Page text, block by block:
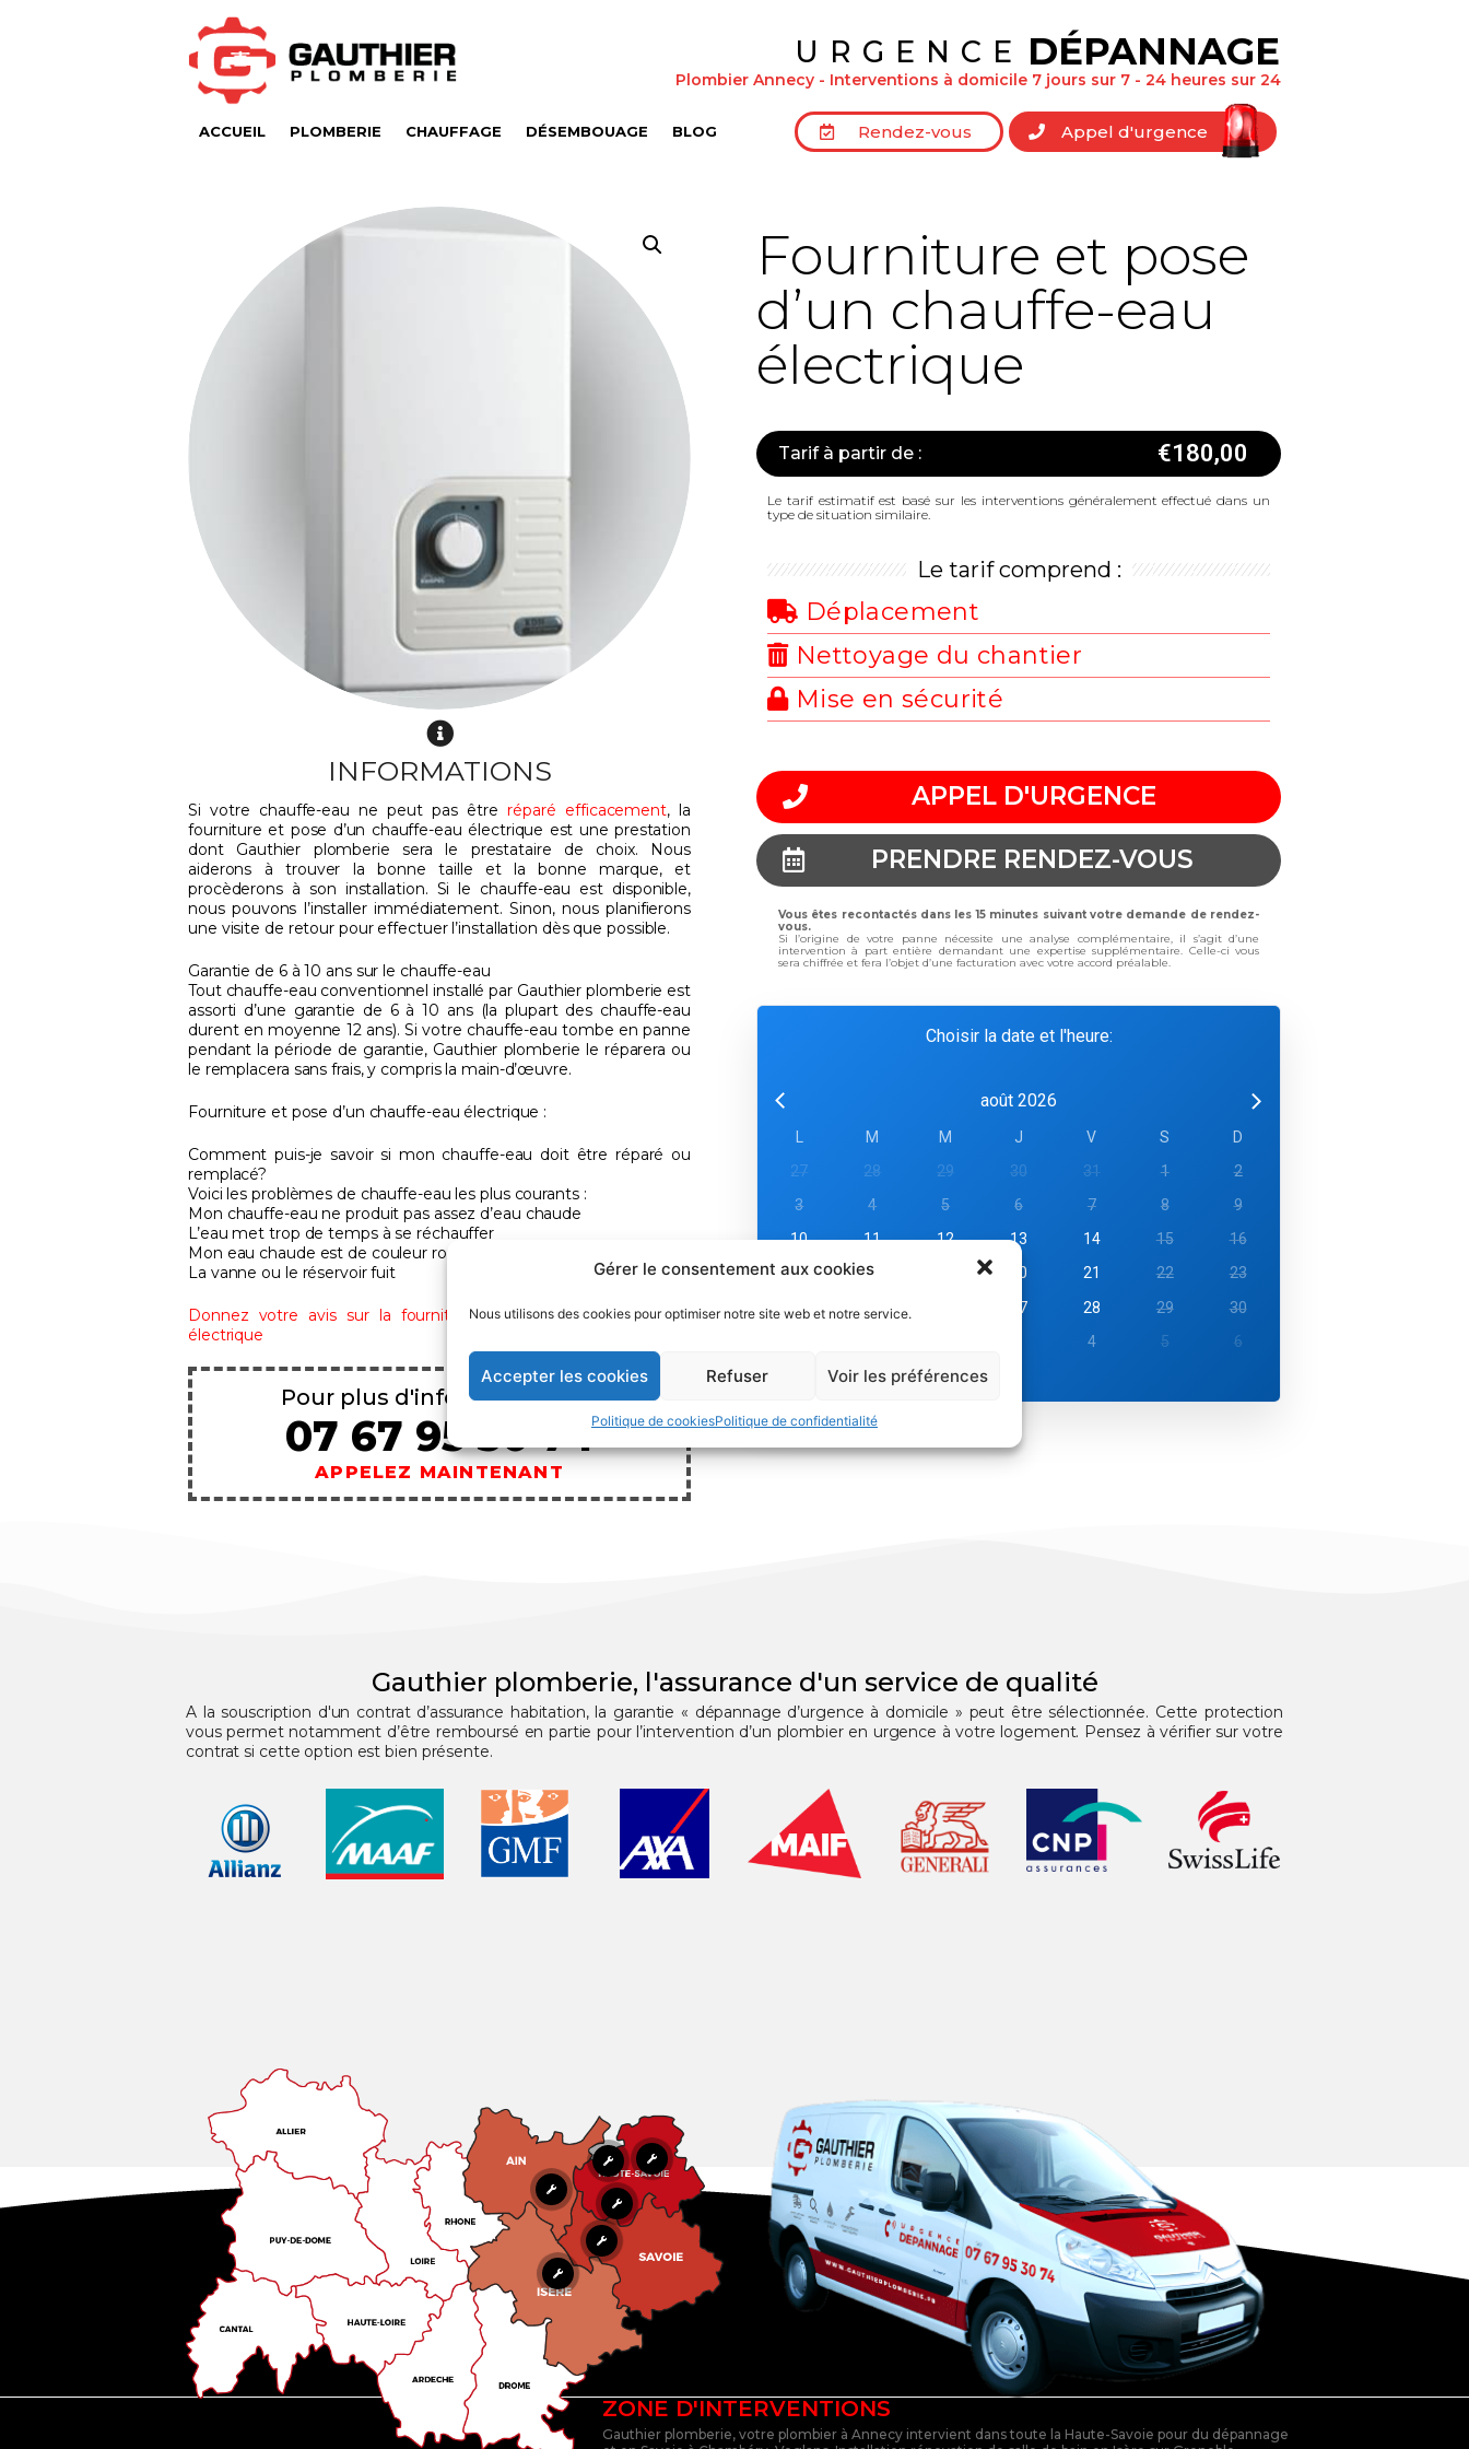
Gérer le consentement aux cookies
Nous utilisons des cookies pour optimiser notre site web et notre service.
Accepter les cookies Refuser Voir les préférences
Politique de cookiesPolitique de confidentialité
URGENCE DÉPANNAGE
Plombier Annecy - Interventions à domicile 7 jours sur 7 - 24 heures sur 24
ACCUEIL PLOMBERIE CHAUFFAGE DÉSEMBOUAGE BLOG Rendez-vous Appel d'urgence
INFORMATIONS
Si votre chauffe-eau ne peut pas êtreréparé efficacement, la
fourniture et pose d’un chauffe-eau électrique est une prestation
dont Gauthier plomberie sera le prestataire de choix. Nous
aiderons à trouver la bonne taille et la bonne marque, et
procèderons à son installation. Si le chauffe-eau est disponible,
nous pouvons l’installer immédiatement. Sinon, nous planifierons
une visite de retour pour effectuer l’installation dès que possible.
Garantie de 6 à 10 ans sur le chauffe-eau
Tout chauffe-eau conventionnel installé par Gauthier plomberie est
assorti d’une garantie de 6 à 10 ans (la plupart des chauffe-eau
durent en moyenne 12 ans). Si votre chauffe-eau tombe en panne
pendant la période de garantie, Gauthier plomberie le réparera ou
le remplacera sans frais, y compris la main-d’œuvre.
Fourniture et pose d’un chauffe-eau électrique :
Comment puis-je savoir si mon chauffe-eau doit être réparé ou
remplacé?
Voici les problèmes de chauffe-eau les plus courants :
Mon chauffe-eau ne produit pas assez d’eau chaude
L’eau met trop de temps à se réchauffer
Mon eau chaude est de couleur rouille ou malodorante
La vanne ou le réservoir fuit
Donnez votre avis sur la fourniture et pose d’un chauffe-eau
électrique
Pour plus d'infos et conseils
07 67 95 30 74
APPELEZ MAINTENANT
Fourniture et pose
d’un chauffe-eau
électrique
Tarif à partir de : €180,00
Le tarif estimatif est basé sur les interventions généralement effectué dans un
type de situation similaire.
Le tarif comprend :
Déplacement
Nettoyage du chantier
Mise en sécurité
APPEL D'URGENCE
PRENDRE RENDEZ-VOUS
Vous êtes recontactés dans les 15 minutes suivant votre demande de rendez-
vous.
Si l’origine de votre panne nécessite une analyse complémentaire, il s’agit d’une
intervention à part entière demandant une expertise supplémentaire. Celle-ci vous
sera chiffrée et fera l’objet d’une facturation avec votre accord préalable.
Choisir la date et l'heure:
août 2026
M M J V S
D
27
28 29 30 31 1
2
3
4 5 6 7 8
9
10
11 12 13 14 15
16
17
18 20 21 22
23
24
25 27 28 29
30
4 5 6
Gauthier plomberie, l'assurance d'un service de qualité
A la souscription d'un contrat d’assurance habitation, la garantie « dépannage d’urgence à domicile » peut être sélectionnée. Cette protection
vous permet notamment d’être remboursé en partie pour l’intervention d’un plombier en urgence à votre logement. Pensez à vérifier sur votre
contrat si cette option est bien présente.
ZONE D'INTERVENTIONS
Gauthier plomberie, votre plombier à Annecy intervient dans toute la Haute-Savoie pour du dépannage